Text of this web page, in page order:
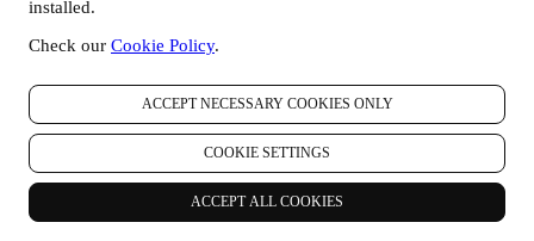
installed.
Check our Cookie Policy.
ACCEPT NECESSARY COOKIES ONLY
COOKIE SETTINGS
ACCEPT ALL COOKIES
van de Website.Afmelden
stopzetten via de methoden die bij de communicatie worden
weergegeven (om u bijvoorbeeld af te melden voor de
nieuwsbrief kunt u klikken op de afmeldlink onderaan elke e-
mail). Als u een Le Creuset account hebt, kunt u eenvoudig
uw marketingvoorkeuren beheren. Als u onze
marketingactiviteiten wilt stopzetten, kunt u in ieder geval een